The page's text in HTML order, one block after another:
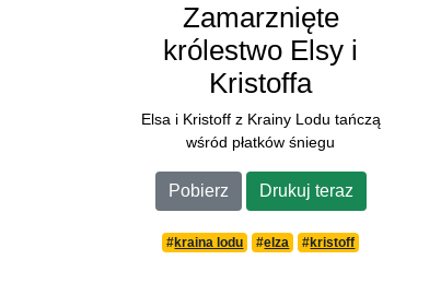
Zamarznięte
królestwo Elsy i
Kristoffa
Elsa i Kristoff z Krainy Lodu tańczą
wśród płatków śniegu
Pobierz Drukuj teraz
#kraina lodu #elza #kristoff